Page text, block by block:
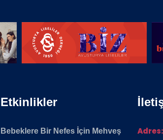
Etkinlikler
Bebeklere Bir Nefes İçin Mehveş
Adres: